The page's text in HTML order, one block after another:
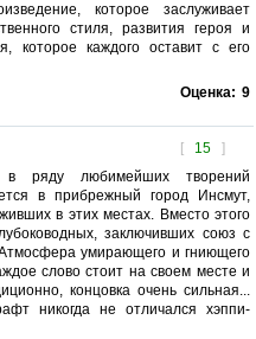
которое заслуживает
стиля, развития героя и
которое каждого оставит с его
Оценка: 9
[ 15 ]
в ряду любимейших творений
в прибрежный город Инсмут,
в этих местах. Вместо этого
заключивших союз с
умирающего и гниющего
слово стоит на своем месте и
концовка очень сильная...
никогда не отличался хэппи-